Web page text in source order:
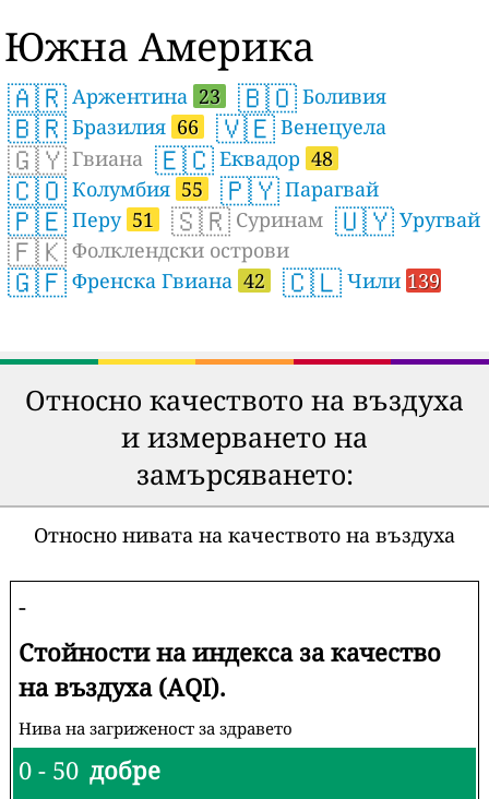
Южна Америка
🇦🇷 Аржентина 23 🇧🇴 Боливия
🇧🇷 Бразилия 66 🇻🇪 Венецуела
🇬🇾 Гвиана 🇪🇨 Еквадор 48
🇨🇴 Колумбия 55 🇵🇾 Парагвай
🇵🇪 Перу 51 🇸🇷 Суринам 🇺🇾 Уругвай
🇫🇰 Фолклендски острови
🇬🇫 Френска Гвиана 42 🇨🇱 Чили 139
Относно качеството на въздуха
и измерването на
замърсяването:
Относно нивата на качеството на въздуха
-
Стойности на индекса за качество
на въздуха (AQI).
Нива на загриженост за здравето
0 - 50 добре